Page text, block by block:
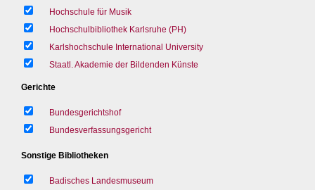
Hochschule für Musik
Hochschulbibliothek Karlsruhe (PH)
Karlshochschule International University
Staatl. Akademie der Bildenden Künste
Gerichte
Bundesgerichtshof
Bundesverfassungsgericht
Sonstige Bibliotheken
Badisches Landesmuseum